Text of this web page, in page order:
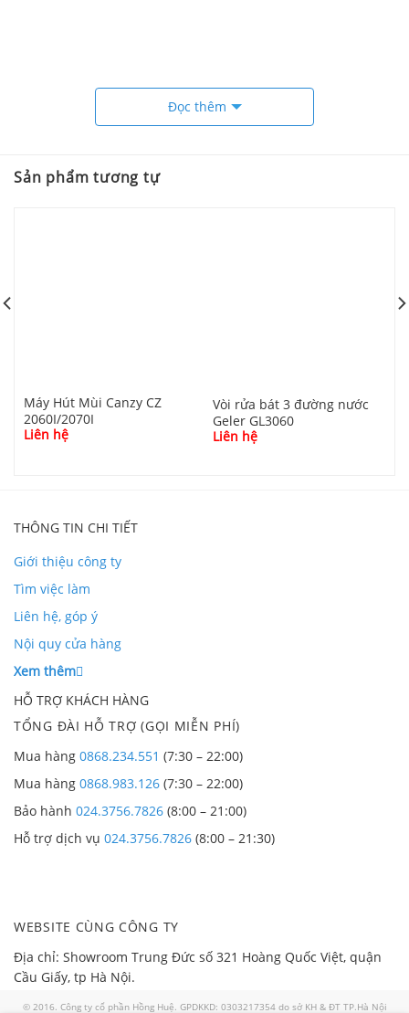
Đọc thêm
Sản phẩm tương tự
Máy Hút Mùi Canzy CZ
2060I/2070I
Liên hệ
Vòi rửa bát 3 đường nước
Geler GL3060
Liên hệ
THÔNG TIN CHI TIẾT
Giới thiệu công ty
Tìm việc làm
Liên hệ, góp ý
Nội quy cửa hàng
Xem thêm
HỖ TRỢ KHÁCH HÀNG
TỔNG ĐÀI HỖ TRỢ (GỌI MIỄN PHÍ)
Mua hàng 0868.234.551 (7:30 – 22:00)
Mua hàng 0868.983.126 (7:30 – 22:00)
Bảo hành 024.3756.7826 (8:00 – 21:00)
Hỗ trợ dịch vụ 024.3756.7826 (8:00 – 21:30)
WEBSITE CÙNG CÔNG TY
Địa chỉ: Showroom Trung Đức số 321 Hoàng Quốc Việt, quận
Cầu Giấy, tp Hà Nội.
© 2016. Công ty cổ phần Hồng Huệ. GPDKKD: 0303217354 do sở KH & ĐT TP.Hà Nội